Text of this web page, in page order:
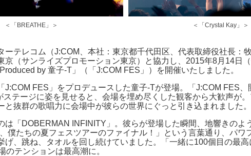
＜「BREATHE」＞ ＜「Crystal Kay」＞
ーテレコム（J:COM、本社：東京都千代田区、代表取締役社長
京（サンライズプロモーション東京）と協力し、2015年8月14日
by 童子-T」（「J:COM FES」）を開催いたしました。
J:COM FES」をプロデュースした童子-Tが登場。「J:COM FES
ステージに姿を見せると、会場を埋め尽くした観客から大歓声が
と抜群の歌唱力に会場中が彼らの世界にぐっと引き込まれました。
は「DOBERMAN INFINITY」。彼らが登場した瞬間、地響きのよ
、僕たちの夏フェスツアーのファイナル！」という言葉通り、パ
げ、跳ね、タオルを回し続けていました。「一緒に100個目の最
のテンションは最高潮に。